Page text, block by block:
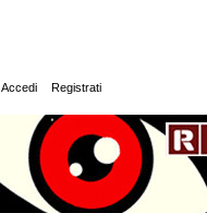
Accedi Registrati